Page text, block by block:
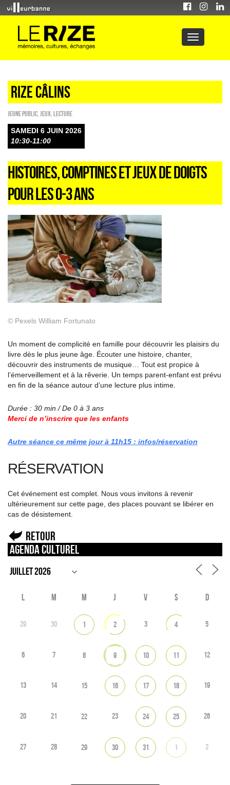
Rize câlins
Jeune public Jeux Lecture
SAMEDI 6 JUIN 2026
10:30-11:00
HISTOIRES, COMPTINES ET JEUX DE DOIGTS
POUR LES 0-3 ANS
© Pexels William Fortunato
Un moment de complicité en famille pour découvrir les plaisirs du
livre dès le plus jeune âge. Écouter une histoire, chanter,
découvrir des instruments de musique… Tout est propice à
l’émerveillement et à la rêverie. Un temps parent-enfant est prévu
en fin de la séance autour d’une lecture plus intime.
Durée : 30 min / De 0 à 3 ans
Merci de n’inscrire que les enfants
Autre séance ce même jour à 11h15 : infos/réservation
RÉSERVATION
Cet événement est complet. Nous vous invitons à revenir
ultérieurement sur cette page, des places pouvant se libérer en
cas de désistement.
Retour
Agenda culturel
L M M J V S D
29 30 1 2 3 4 5
6 7 8 9 10 11 12
13 14 15 16 17 18 19
20 21 22 23 24 25 26
27 28 29 30 31 1 2